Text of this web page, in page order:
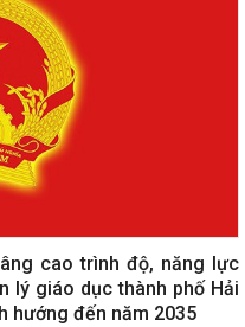
cao trình độ, năng lực
lý giáo dục thành phố Hải
hướng đến năm 2035